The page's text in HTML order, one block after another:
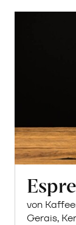
von
Gerais,